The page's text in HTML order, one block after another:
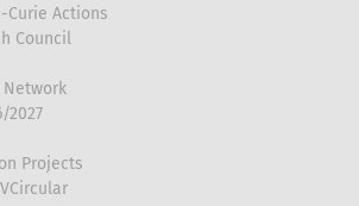
Curie Actions
Council
Network
2027
Projects